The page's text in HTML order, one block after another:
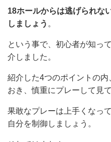
18ホールからは逃げられな
しましょう 。
という事で、初心者が知っ
介しました。
紹介した4つのポイントの
おき、慎重にプレーして見て
果敢なプレーは上手くなっ
自分を制御しましょう。